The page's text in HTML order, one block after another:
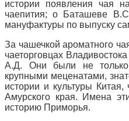
истории появления чая
чаепития; о Баташеве
мануфактуры по выпуску
За чашечкой ароматного
чаеторговцах
А.Д. Они были не только
крупными меценатами,
истории и культуры
Амурского края. Имена
историю Приморья.